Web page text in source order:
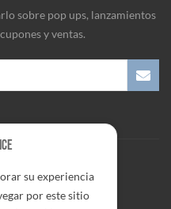
sobre pop ups, lanzamientos
y ventas.
su experiencia
por este sitio